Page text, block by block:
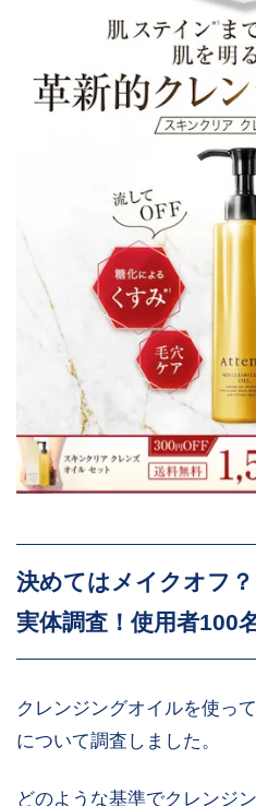
決めてはメイクオフ？
実体調査！使用者100
クレンジングオイルを使っ
について調査しました。
どのような基準でクレンジ